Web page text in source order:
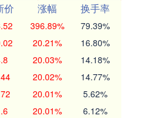
价 涨幅
换手率
396.89% 79.39%
20.21% 16.80%
20.03% 14.18%
20.02% 14.77%
20.01% 5.62%
20.01% 6.12%